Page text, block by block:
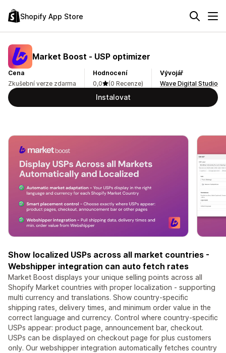
Shopify App Store
Market Boost ‑ USP optimizer
Cena
Zkušební verze zdarma
Hodnocení
0,0
(0 Recenze)
Vývojář
Wave Digital Studio
Instalovat
Show localized USPs across all market countries -
Webshipper integration can auto fetch rates
Market Boost displays your unique selling points across all
Shopify Market countries with proper localization - supporting
multi currency and translations. Show country-specific
shipping rates, delivery times, and minimum order value in the
correct language and currency. Control where country-specific
USPs appear: product page, announcement bar, checkout.
USPs can be displayed on checkout page for plus customers
only. Our webshipper integration automatically fetches country